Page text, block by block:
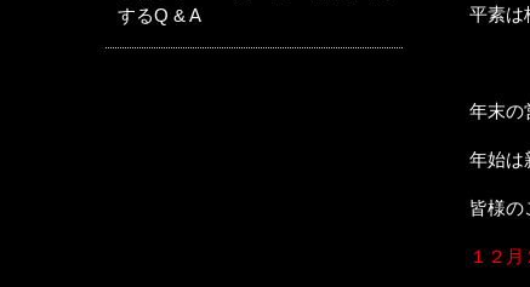
平素は
年末の
年始は
皆様の
１２
するQ & A